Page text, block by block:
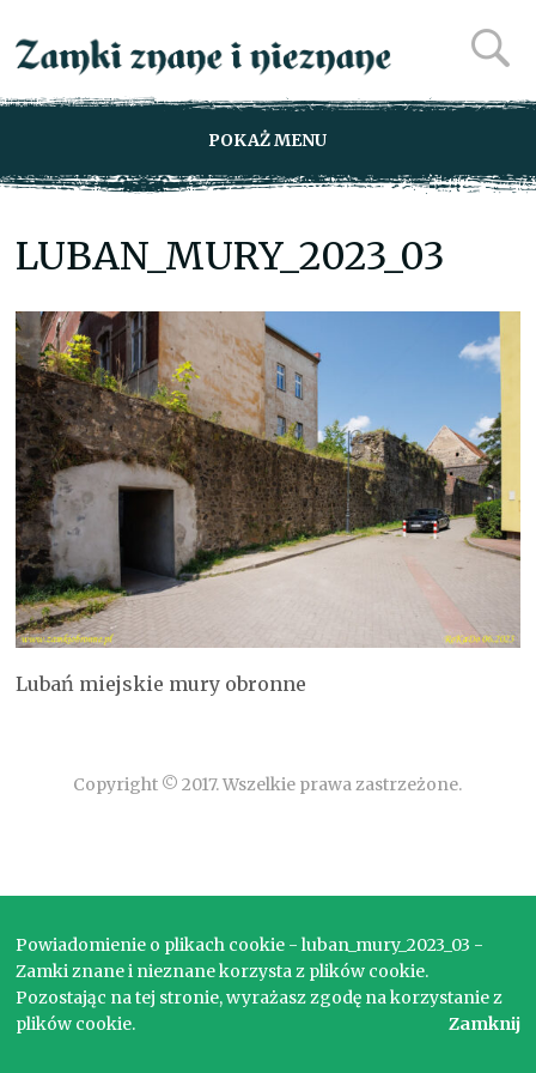
POKAŻ MENU
LUBAN_MURY_2023_03
Lubań miejskie mury obronne
Copyright © 2017. Wszelkie prawa zastrzeżone.
Powiadomienie o plikach cookie - luban_mury_2023_03 -
Zamki znane i nieznane korzysta z plików cookie.
Pozostając na tej stronie, wyrażasz zgodę na korzystanie z
plików cookie.
Zamknij